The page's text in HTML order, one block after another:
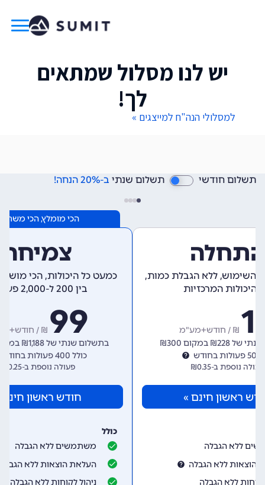
יש לנו מסלול שמתאים
לך!
למסלולי הנה"ח למייצגים »